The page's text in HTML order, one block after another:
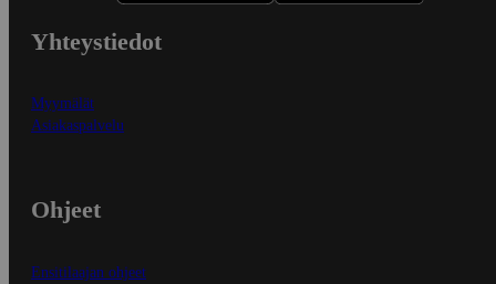
Yhteystiedot
Myymälät
Asiakaspalvelu
Ohjeet
Ensitilaajan ohjeet